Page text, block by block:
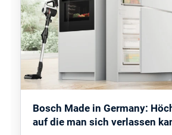
Bosch Made in Germany:
auf die man sich verlassen